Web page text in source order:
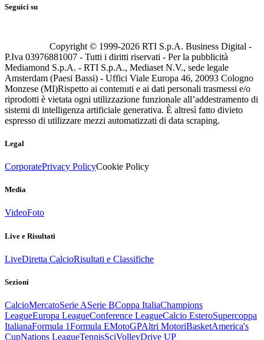
Seguici su
Copyright © 1999-2026 RTI S.p.A. Business Digital -
P.Iva 03976881007 - Tutti i diritti riservati - Per la pubblicità
Mediamond S.p.A. - RTI S.p.A., Mediaset N.V., sede legale
Amsterdam (Paesi Bassi) - Uffici Viale Europa 46, 20093 Cologno
Monzese (MI)Rispetto ai contenuti e ai dati personali trasmessi e/o
riprodotti è vietata ogni utilizzazione funzionale all’addestramento di
sistemi di intelligenza artificiale generativa. È altresì fatto divieto
espresso di utilizzare mezzi automatizzati di data scraping.
Legal
CorporatePrivacy PolicyCookie Policy
Media
VideoFoto
Live e Risultati
LiveDiretta CalcioRisultati e Classifiche
Sezioni
CalcioMercatoSerie ASerie BCoppa ItaliaChampions
LeagueEuropa LeagueConference LeagueCalcio EsteroSupercoppa
ItalianaFormula 1Formula EMotoGPAltri MotoriBasketAmerica's
CupNations LeagueTennisSciVolleyDrive UP